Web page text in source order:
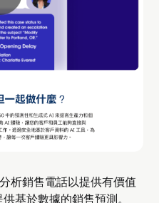
析銷售電話以提供有價值
基於數據的銷售預測。